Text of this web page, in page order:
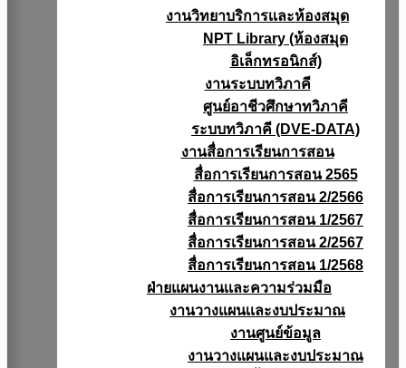
งานวิทยาบริการเเละห้องสมุด
NPT Library (ห้องสมุด
อิเล็กทรอนิกส์)
งานระบบทวิภาคี
ศูนย์อาชีวศึกษาทวิภาคี
ระบบทวิภาคี (DVE-DATA)
งานสื่อการเรียนการสอน
สื่อการเรียนการสอน 2565
สื่อการเรียนการสอน 2/2566
สื่อการเรียนการสอน 1/2567
สื่อการเรียนการสอน 2/2567
สื่อการเรียนการสอน 1/2568
ฝ่ายแผนงานเเละความร่วมมือ
งานวางแผนเเละงบประมาณ
งานศูนย์ข้อมูล
งานวางแผนและงบประมาณ